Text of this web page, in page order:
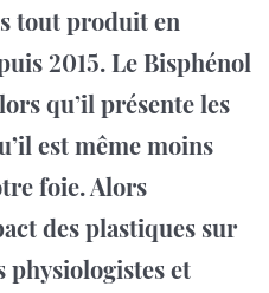
tout produit en
2015. Le Bisphénol
qu’il présente les
est même moins
foie. Alors
des plastiques sur
physiologistes et